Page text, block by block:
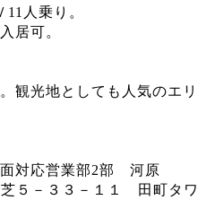
人乗り。
居可。
観光地としても人気のエリ
対応営業部2部 河原
５－３３－１１ 田町タワ